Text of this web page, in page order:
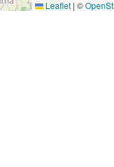
Leaflet | ©